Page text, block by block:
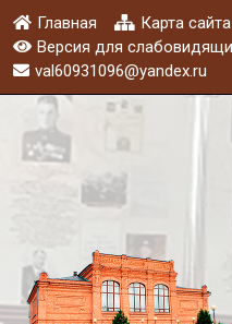
Главная Карта сайта
Версия для
val60931096@yandex.ru